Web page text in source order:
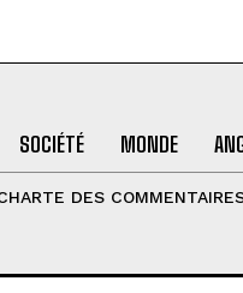
SOCIÉTÉ MONDE
DES